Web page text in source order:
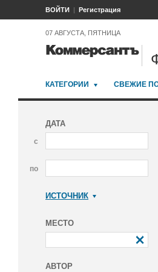
ВОЙТИ Регистрация
07 АВГУСТА, ПЯТНИЦА
КАТЕГОРИИ СВЕЖИЕ
ДАТА
с
по
ИСТОЧНИК
МЕСТО
АВТОР